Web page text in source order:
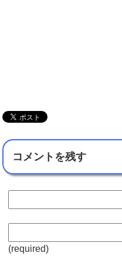
コメントを残す
(required)